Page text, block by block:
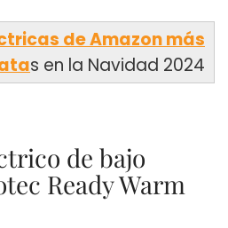
de Amazon más
s en la Navidad 2024
de bajo
Ready Warm